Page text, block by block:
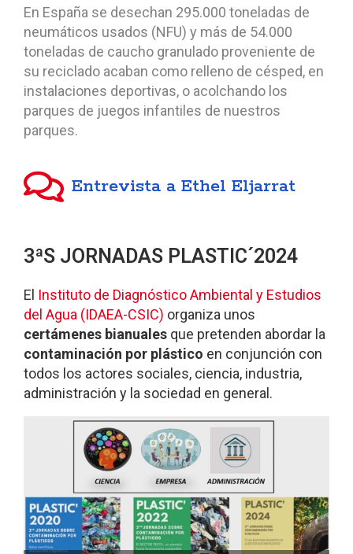
En España se desechan 295.000 toneladas de
neumáticos usados (NFU) y más de 54.000
toneladas de caucho granulado proveniente de
su reciclado acaban como relleno de césped, en
instalaciones deportivas, o acolchando los
parques de juegos infantiles de nuestros
parques.
Entrevista a Ethel Eljarrat
3ªS JORNADAS PLASTIC´2024
El Instituto de Diagnóstico Ambiental y Estudios
del Agua (IDAEA-CSIC) organiza unos
certámenes bianuales que pretenden abordar la
contaminación por plástico en conjunción con
todos los actores sociales, ciencia, industria,
administración y la sociedad en general.